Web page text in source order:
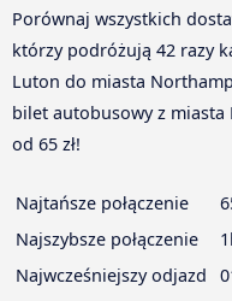
Porównaj wszystkich
którzy podróżują 42 razy
Luton do miasta
bilet autobusowy z
od 65 zł!
Najtańsze połączenie
Najszybsze połączenie
Najwcześniejszy odjazd